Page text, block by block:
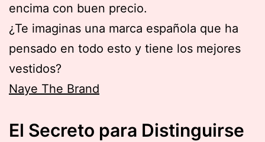
encima con buen precio.
¿Te imaginas una marca española que ha
pensado en todo esto y tiene los mejores
vestidos?
Naye The Brand
El Secreto para Distinguirse